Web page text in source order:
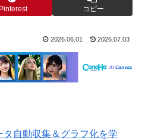
Pinterest コピー
2026.06.01 2026.07.03
タ自動収集＆グラフ化を学